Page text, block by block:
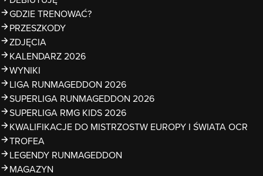
GDZIE TRENOWAĆ?
PRZESZKODY
ZDJĘCIA
KALENDARZ 2026
WYNIKI
LIGA RUNMAGEDDON 2026
SUPERLIGA RUNMAGEDDON 2026
SUPERLIGA RMG KIDS 2026
KWALIFIKACJE DO MISTRZOSTW EUROPY I ŚWIATA OCR
TROFEA
LEGENDY RUNMAGEDDON
MAGAZYN